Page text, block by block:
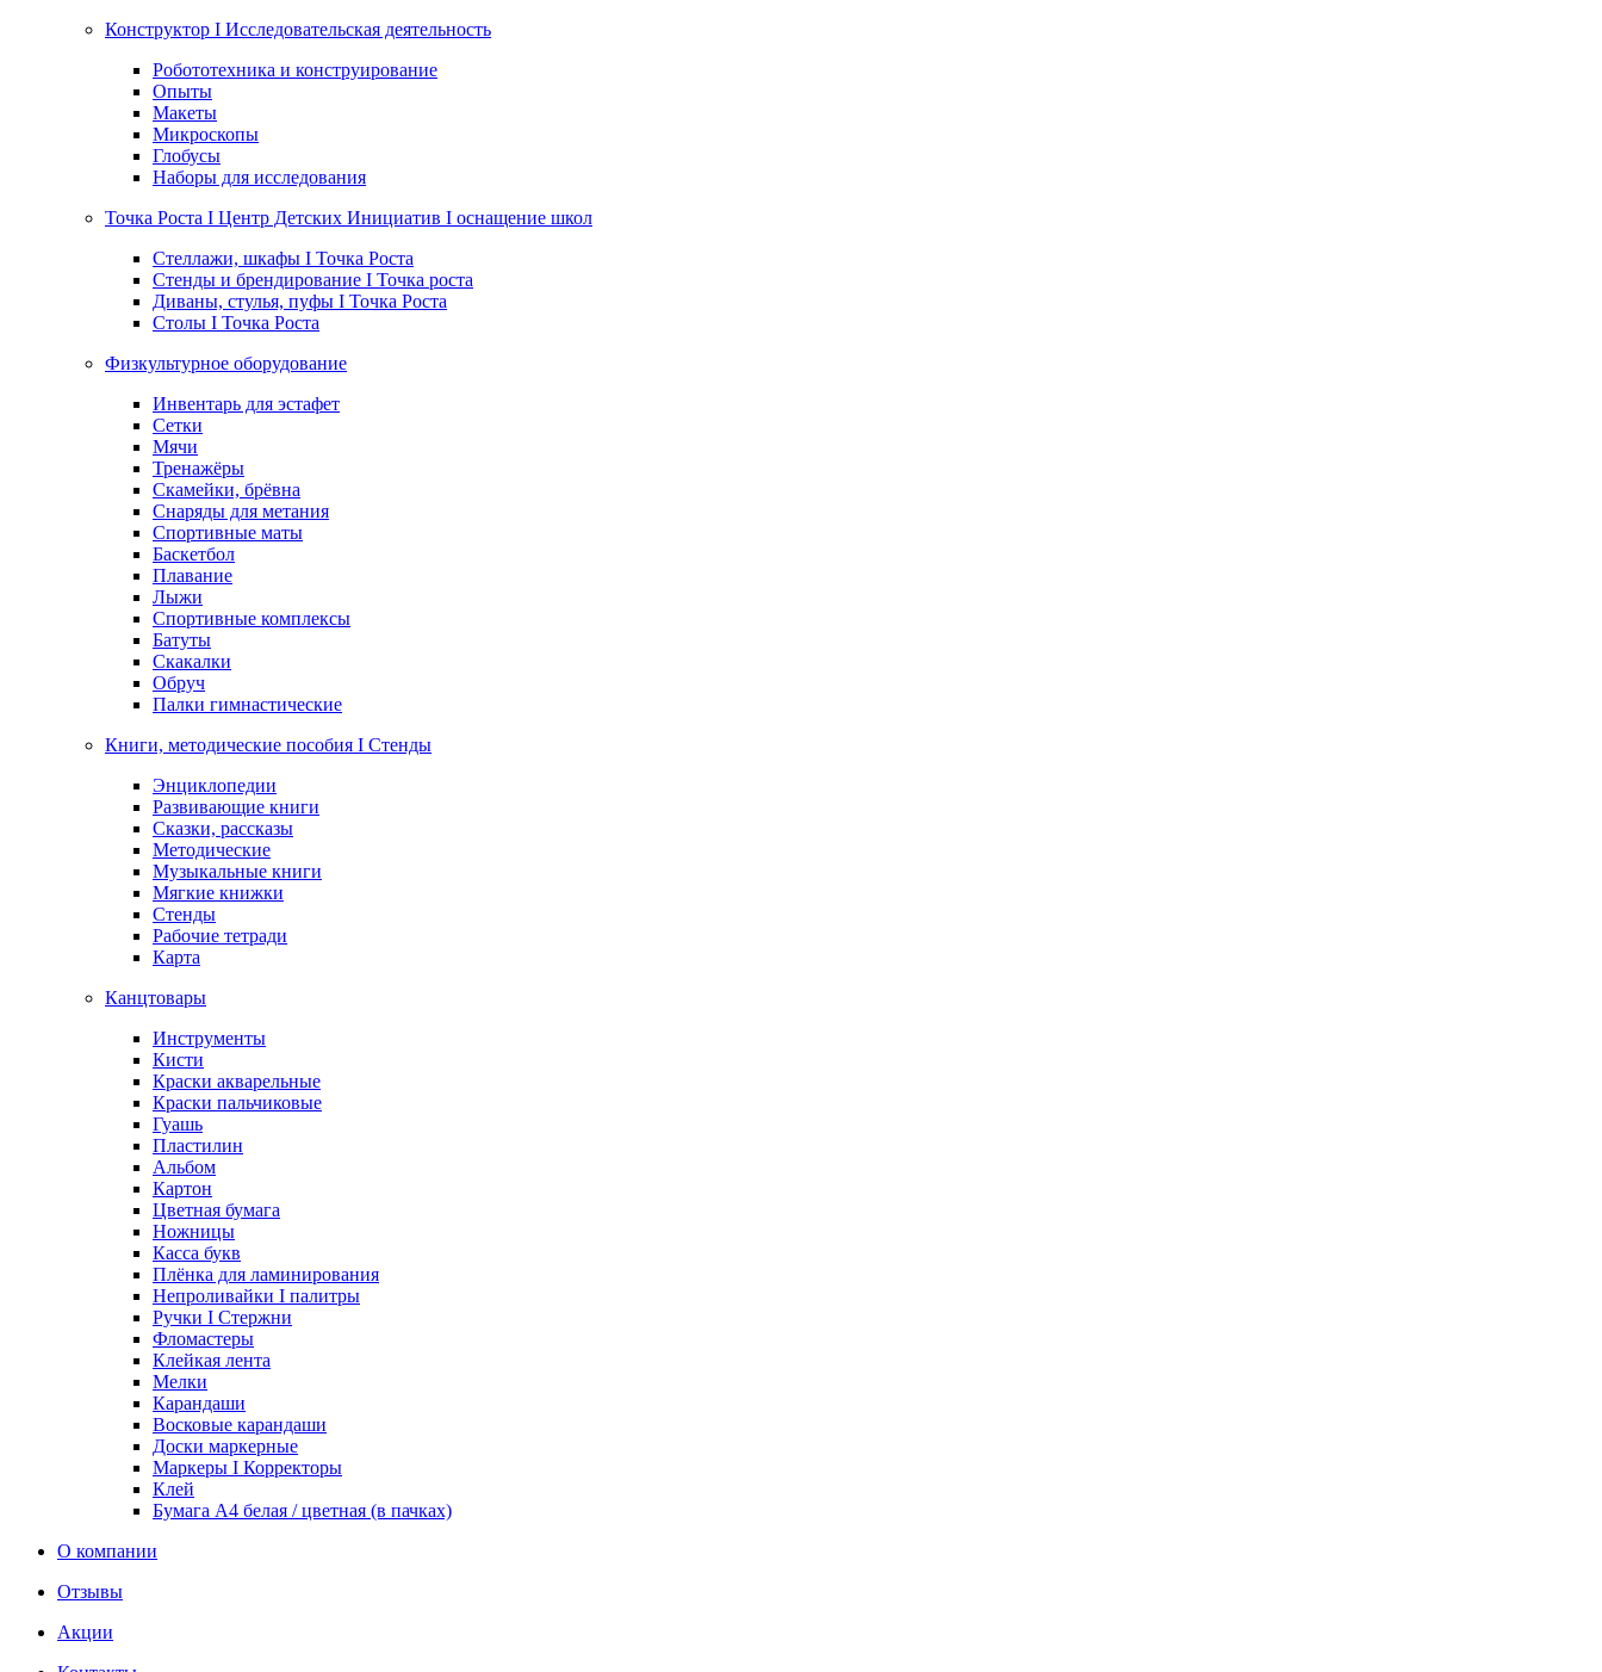
Конструктор I Исследовательская деятельность
Робототехника и конструирование
Опыты
Макеты
Микроскопы
Глобусы
Наборы для исследования
Точка Роста I Центр Детских Инициатив I оснащение школ
Стеллажи, шкафы I Точка Роста
Стенды и брендирование I Точка роста
Диваны, стулья, пуфы I Точка Роста
Столы I Точка Роста
Физкультурное оборудование
Инвентарь для эстафет
Сетки
Мячи
Тренажёры
Скамейки, брёвна
Снаряды для метания
Спортивные маты
Баскетбол
Плавание
Лыжи
Спортивные комплексы
Батуты
Скакалки
Обруч
Палки гимнастические
Книги, методические пособия I Стенды
Энциклопедии
Развивающие книги
Сказки, рассказы
Методические
Музыкальные книги
Мягкие книжки
Стенды
Рабочие тетради
Карта
Канцтовары
Инструменты
Кисти
Краски акварельные
Краски пальчиковые
Гуашь
Пластилин
Альбом
Картон
Цветная бумага
Ножницы
Касса букв
Плёнка для ламинирования
Непроливайки I палитры
Ручки I Стержни
Фломастеры
Клейкая лента
Мелки
Карандаши
Восковые карандаши
Доски маркерные
Маркеры I Корректоры
Клей
Бумага А4 белая / цветная (в пачках)
О компании
Отзывы
Акции